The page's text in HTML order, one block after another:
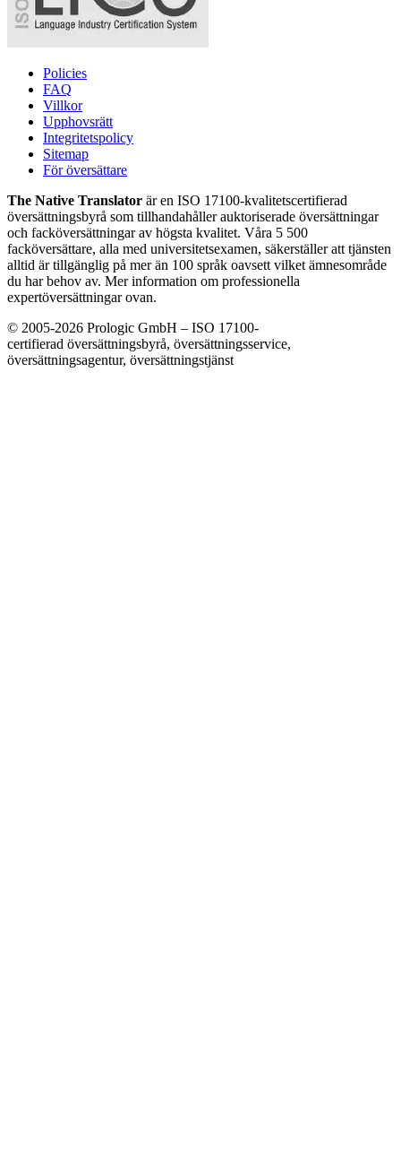
Policies
FAQ
Villkor
Upphovsrätt
Integritetspolicy
Sitemap
För översättare
The Native Translator är en ISO 17100-kvalitetscertifierad
översättningsbyrå som tillhandahåller auktoriserade översättningar
och facköversättningar av högsta kvalitet. Våra 5 500
facköversättare, alla med universitetsexamen, säkerställer att tjänsten
alltid är tillgänglig på mer än 100 språk oavsett vilket ämnesområde
du har behov av. Mer information om professionella
expertöversättningar ovan.
© 2005-2026 Prologic GmbH – ISO 17100-
certifierad översättningsbyrå, översättningsservice,
översättningsagentur, översättningstjänst